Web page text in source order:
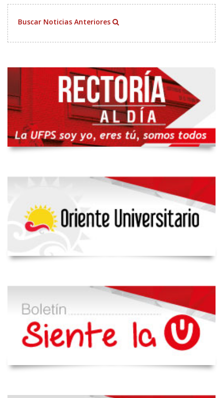
Buscar Noticias Anteriores